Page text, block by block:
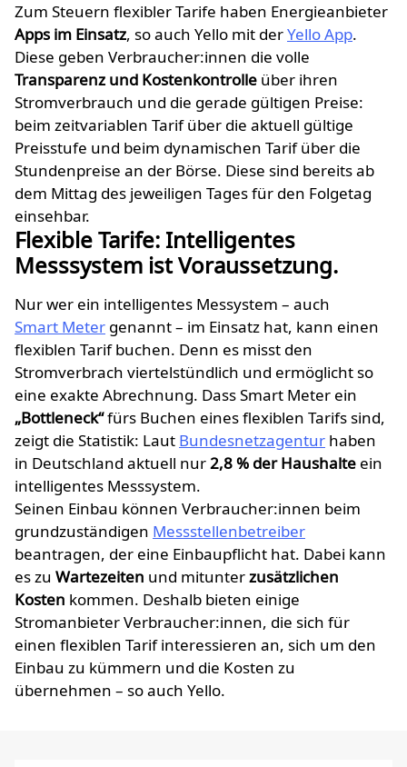
Zum Steuern flexibler Tarife haben Energieanbieter
Apps im Einsatz, so auch Yello mit derYello App.
Diese geben Verbraucher:innen die volle
Transparenz und Kostenkontrolle über ihren
Stromverbrauch und die gerade gültigen Preise:
beim zeitvariablen Tarif über die aktuell gültige
Preisstufe und beim dynamischen Tarif über die
Stundenpreise an der Börse. Diese sind bereits ab
dem Mittag des jeweiligen Tages für den Folgetag
einsehbar.
Flexible Tarife: Intelligentes
Messsystem ist Voraussetzung.
Nur wer ein intelligentes Messystem – auch
Smart Meter genannt – im Einsatz hat, kann einen
flexiblen Tarif buchen. Denn es misst den
Stromverbrach viertelstündlich und ermöglicht so
eine exakte Abrechnung. Dass Smart Meter ein
„Bottleneck“fürs Buchen eines flexiblen Tarifs sind,
zeigt die Statistik: Laut Bundesnetzagentur haben
in Deutschland aktuell nur2,8 % der Haushalte ein
intelligentes Messsystem.
Seinen Einbau können Verbraucher:innen beim
grundzuständigen Messstellenbetreiber
beantragen, der eine Einbaupflicht hat. Dabei kann
es zu Wartezeiten und mitunterzusätzlichen
Kosten kommen. Deshalb bieten einige
Stromanbieter Verbraucher:innen, die sich für
einen flexiblen Tarif interessieren an, sich um den
Einbau zu kümmern und die Kosten zu
übernehmen – so auch Yello.